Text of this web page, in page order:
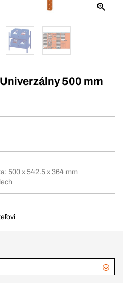
500 mm
500 x 542.5 x 364 mm